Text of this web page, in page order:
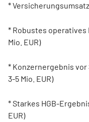
* Versicherungsumsatz
* Robustes operatives
Mio. EUR)
* Konzernergebnis vor
3-5 Mio. EUR)
* Starkes HGB-
EUR)